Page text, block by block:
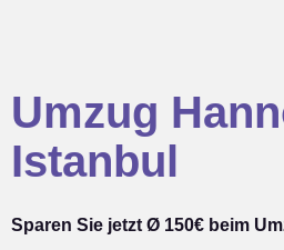
Umzug
Istanbul
Sparen Sie jetzt Ø 150€ beim